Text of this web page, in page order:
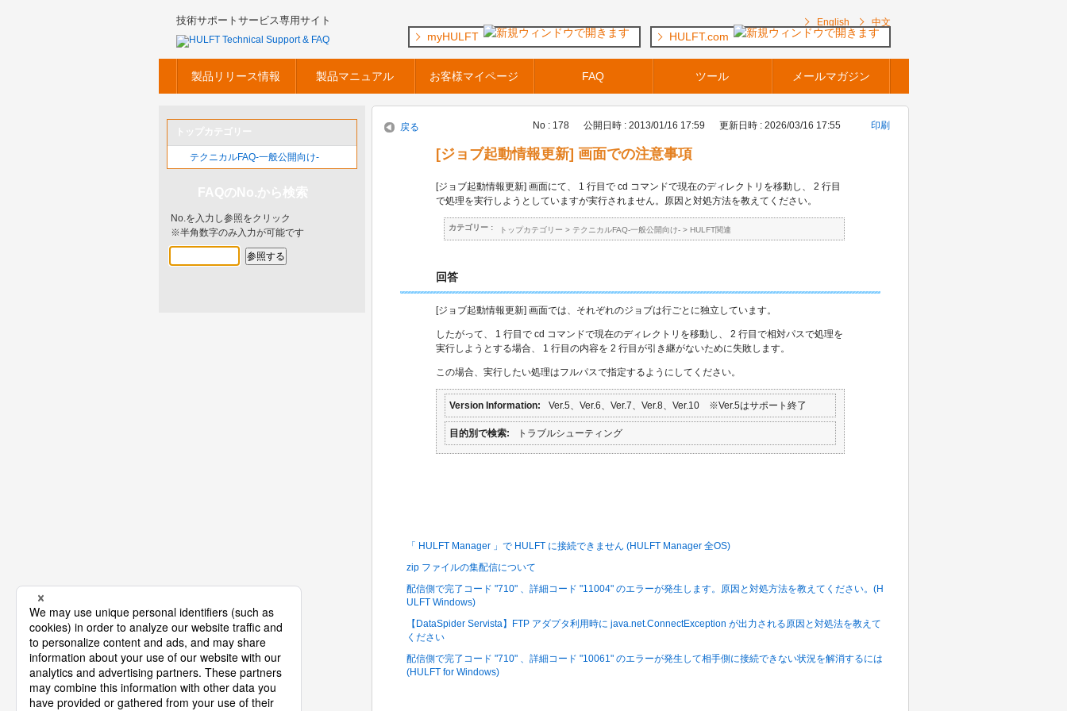
技術サポートサービス専用サイト English 中文
製品リリース情報 製品マニュアル お客様マイページ FAQ ツール メールマガジン
myHULFT HULFT.com
テクニカルFAQ-一般公開向け-
No.を入力し参照をクリック
※半角数字のみ入力が可能です
戻る No : 178 公開日時 : 2013/01/16 17:59 更新日時 : 2026/03/16 17:55 印刷
[ジョブ起動情報更新] 画面での注意事項
[ジョブ起動情報更新] 画面にて、 1 行目で cd コマンドで現在のディレクトリを移動し、 2 行目
で処理を実行しようとしていますが実行されません。原因と対処方法を教えてください。
カテゴリー : トップカテゴリー > テクニカルFAQ-一般公開向け-> HULFT関連
回答
[ジョブ起動情報更新] 画面では、それぞれのジョブは行ごとに独立しています。
したがって、 1 行目で cd コマンドで現在のディレクトリを移動し、 2 行目で相対パスで処理を
実行しようとする場合、 1 行目の内容を 2 行目が引き継がないために失敗します。
この場合、実行したい処理はフルパスで指定するようにしてください。
Version Information Ver.5、Ver.6、Ver.7、Ver.8、Ver.10 ※Ver.5はサポート終了
目的別で検索 トラブルシューティング
「 HULFT Manager 」で HULFT に接続できません (HULFT Manager 全OS)
zip ファイルの集配信について
配信側で完了コード "710" 、詳細コード "11004" のエラーが発生します。原因と対処方法を教えてください。(H
ULFT Windows)
【DataSpider Servista】FTP アダプタ利用時に java.net.ConnectException が出力される原因と対処法を教えて
ください
配信側で完了コード "710" 、詳細コード "10061" のエラーが発生して相手側に接続できない状況を解消するには
(HULFT for Windows)